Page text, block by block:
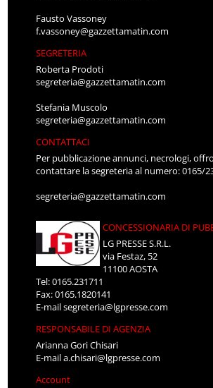
Fausto Vassoney
f.vassoney@gazzettamatin.com
SEGRETERIA
Roberta Prodoti
segreteria@gazzettamatin.com
Stefania Muscolo
segreteria@gazzettamatin.com
CONTATTACI
Per pubblicazione annunci, necrologi,
contattare la segreteria al numero: 0165/
segreteria@gazzettamatin.com
CONCESSIONARIA DI
LG PRESSE S.R.L.
via Festaz, 52
11100 AOSTA
Tel: 0165.231711
Fax: 0165.1820141
E-mailsegreteria@lgpresse.com
RESPONSABILE DI AGENZIA
Arianna Gori Chisari
E-maila.chisari@lgpresse.com
Account